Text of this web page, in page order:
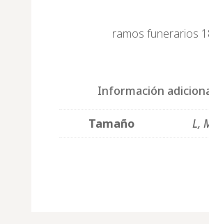
ramos funerarios
Información
Tamaño L,